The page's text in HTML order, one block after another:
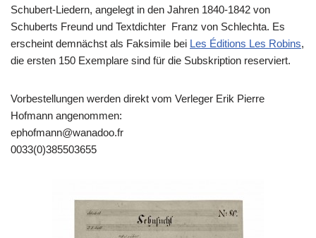
Schubert-Liedern, angelegt in den Jahren 1840-1842 von
Schuberts Freund und Textdichter Franz von Schlechta. Es
erscheint demnächst als Faksimile bei Les Éditions Les Robins,
die ersten 150 Exemplare sind für die Subskription reserviert.
Vorbestellungen werden direkt vom Verleger Erik Pierre
Hofmann angenommen:
ephofmann@wanadoo.fr
0033(0)385503655